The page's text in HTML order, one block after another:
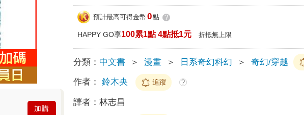
加購
預計最高可得金幣 0點 ?
HAPPY GO享100累1點 4點抵1元 折抵無上限
分類： 中文書 ＞ 漫畫 ＞ 日系奇幻科幻 ＞ 奇幻/穿越
作者： 鈴木央 追蹤 ?
譯者：林志昌